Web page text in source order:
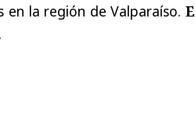
en la región de Valparaíso.